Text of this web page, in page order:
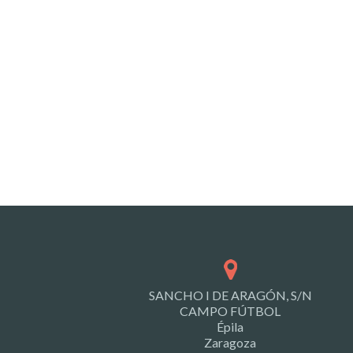
SANCHO I DE ARAGÓN, S/N
CAMPO FÚTBOL
Épila
Zaragoza